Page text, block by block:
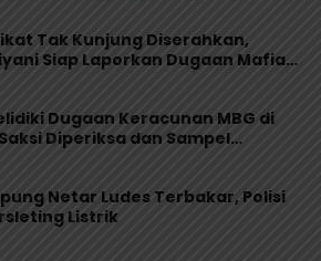
Tak Kunjung Diserahkan,
Siap Laporkan Dugaan Mafia
Dugaan Keracunan MBG di
Diperiksa dan Sampel
Netar Ludes Terbakar, Polisi
Listrik